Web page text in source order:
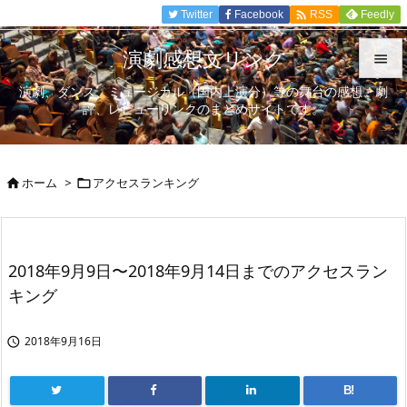


メニュ

Twitter Facebook  RSS Feedly
演劇感想文リンク
演劇、ダンス、ミュージカル（国内上演分）等の舞台の感想、劇
評、レビューリンクのまとめサイトです。
ホーム > アクセスランキング
2018年9月9日〜2018年9月14日までのアクセスラン
キング
 2018年9月16日
B!